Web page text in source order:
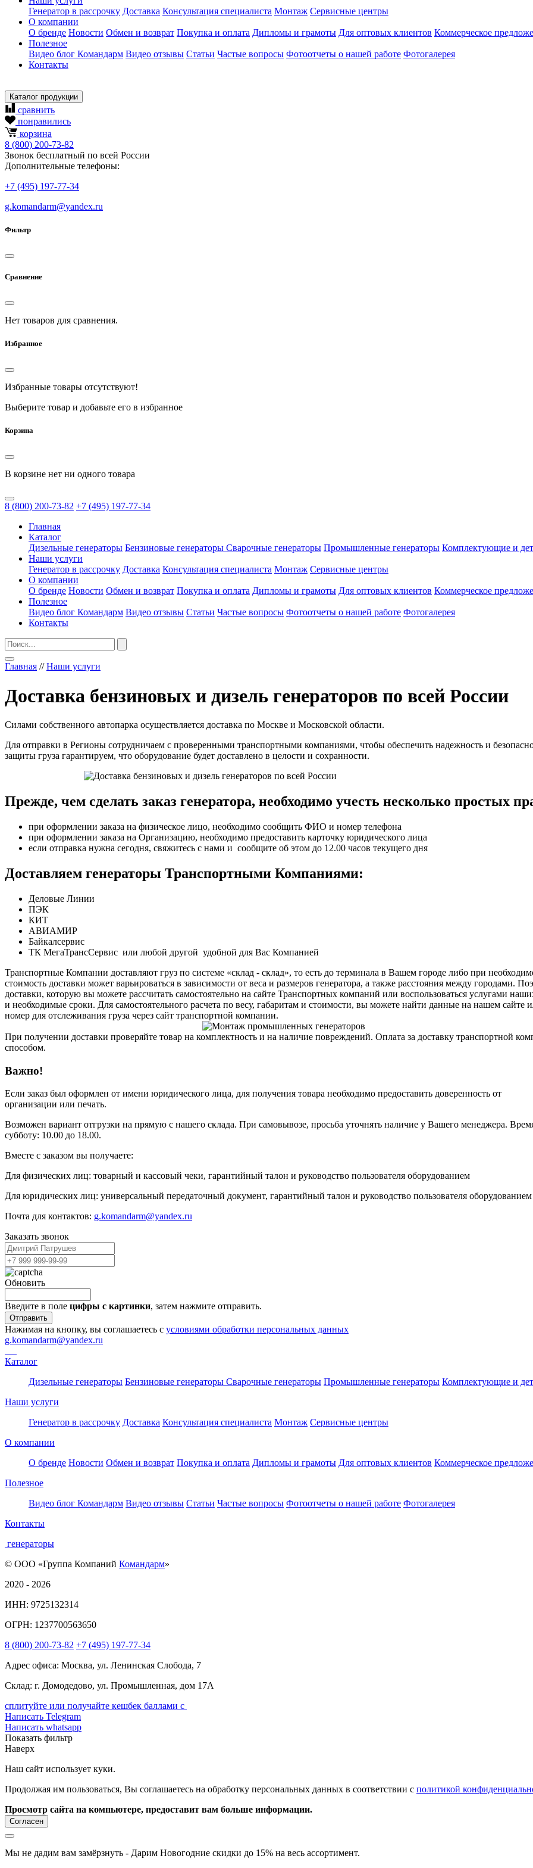
Генератор в рассрочку Доставка Консультация специалиста Монтаж Сервисные центры
О компании
О бренде Новости Обмен и возврат Покупка и оплата Дипломы и грамоты Для оптовых клиентов Коммерческое
Полезное
Видео блог Командарм Видео отзывы Статьи Частые вопросы Фотоотчеты о нашей работе Фотогалерея
Контакты
Каталог продукции
сравнить
понравились
корзина
8 (800) 200-73-82
Звонок бесплатный по всей России
Дополнительные телефоны:
+7 (495) 197-77-34
g.komandarm@yandex.ru
Фильтр
Сравнение
Нет товаров для сравнения.
Избранное
Избранные товары отсутствуют!
Выберите товар и добавьте его в избранное
Корзина
В корзине нет ни одного товара
8 (800) 200-73-82 +7 (495) 197-77-34
Главная
Каталог
Дизельные генераторы Бензиновые генераторы Сварочные генераторы Промышленные генераторы Комплектующие и
Наши услуги
Генератор в рассрочку Доставка Консультация специалиста Монтаж Сервисные центры
О компании
О бренде Новости Обмен и возврат Покупка и оплата Дипломы и грамоты Для оптовых клиентов Коммерческое
Полезное
Видео блог Командарм Видео отзывы Статьи Частые вопросы Фотоотчеты о нашей работе Фотогалерея
Контакты
Главная //Наши услуги
Доставка бензиновых и дизель генераторов по всей России
Силами собственного автопарка осуществляется доставка по Москве и Московской области.
Для отправки в Регионы сотрудничаем с проверенными транспортными компаниями, чтобы обеспечить надежность и
защиты груза гарантируем, что оборудование будет доставлено в целости и сохранности.
Прежде, чем сделать заказ генератора, необходимо учесть несколько простых
при оформлении заказа на физическое лицо, необходимо сообщить ФИО и номер телефона
при оформлении заказа на Организацию, необходимо предоставить карточку юридического лица
если отправка нужна сегодня, свяжитесь с нами и сообщите об этом до 12.00 часов текущего дня
Доставляем генераторы Транспортными Компаниями:
Деловые Линии
ПЭК
КИТ
АВИАМИР
Байкалсервис
ТК МегаТрансСервис или любой другой удобной для Вас Компанией
Транспортные Компании доставляют груз по системе «склад - склад», то есть до терминала в Вашем городе либо при
стоимость доставки может варьироваться в зависимости от веса и размеров генератора, а также расстояния между городами.
доставки, которую вы можете рассчитать самостоятельно на сайте Транспортных компаний или воспользоваться услугами
и необходимые сроки. Для самостоятельного расчета по весу, габаритам и стоимости, вы можете найти данные на нашем
номер для отслеживания груза через сайт транспортной компании.
При получении доставки проверяйте товар на комплектность и на наличие повреждений. Оплата за доставку транспортной
способом.
Важно!
Если заказ был оформлен от имени юридического лица, для получения товара необходимо предоставить доверенность от
организации или печать.
Возможен вариант отгрузки на прямую с нашего склада. При самовывозе, просьба уточнять наличие у Вашего менеджера.
субботу: 10.00 до 18.00.
Вместе с заказом вы получаете:
Для физических лиц: товарный и кассовый чеки, гарантийный талон и руководство пользователя оборудованием
Для юридических лиц: универсальный передаточный документ, гарантийный талон и руководство пользователя оборудованием
Почта для контактов: g.komandarm@yandex.ru
Заказать звонок
Обновить
Введите в поле цифры c картинки, затем нажмите отправить.
Отправить
Нажимая на кнопку, вы соглашаетесь с условиями обработки персональных данных
g.komandarm@yandex.ru
Каталог
Дизельные генераторы Бензиновые генераторы Сварочные генераторы Промышленные генераторы Комплектующие и
Наши услуги
Генератор в рассрочку Доставка Консультация специалиста Монтаж Сервисные центры
О компании
О бренде Новости Обмен и возврат Покупка и оплата Дипломы и грамоты Для оптовых клиентов Коммерческое
Полезное
Видео блог Командарм Видео отзывы Статьи Частые вопросы Фотоотчеты о нашей работе Фотогалерея
Контакты
генераторы
© ООО «Группа Компаний Командарм»
2020 - 2026
ИНН: 9725132314
ОГРН: 1237700563650
8 (800) 200-73-82 +7 (495) 197-77-34
Адрес офиса: Москва, ул. Ленинская Слобода, 7
Склад: г. Домодедово, ул. Промышленная, дом 17А
сплитуйте или получайте кешбек баллами с
Написать Telegram
Написать whatsapp
Показать фильтр
Наверх
Наш сайт использует куки.
Продолжая им пользоваться, Вы соглашаетесь на обработку персональных данных в соответствии с политикой
Просмотр сайта на компьютере, предоставит вам больше информации.
Согласен
Мы не дадим вам замёрзнуть - Дарим Новогодние скидки до 15% на весь ассортимент.